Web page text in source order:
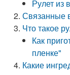
Рулет из
Связанные
Что такое
Как
пленке"
Какие